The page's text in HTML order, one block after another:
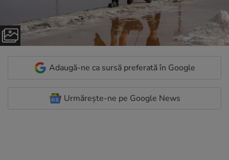
Adaugă-ne ca sursă preferată în Google
Urmărește-ne pe Google News